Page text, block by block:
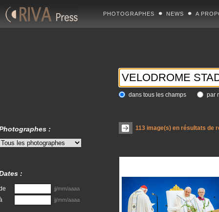
PHOTOGRAPHES NEWS A
dans tous les champs par
113image(s) en résultats de
:
:
jj/mm/aaaa
jj/mm/aaaa